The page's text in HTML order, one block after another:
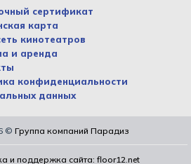
сертификат
карта
кинотеатров
и аренда
конфиденциальности
данных
© Группа компаний Парадиз
и поддержка сайта: floor12.net